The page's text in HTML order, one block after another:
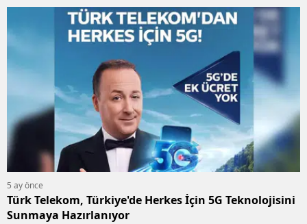
5 ay önce
Türk Telekom, Türkiye'de Herkes İçin 5G Teknolojisini
Sunmaya Hazırlanıyor